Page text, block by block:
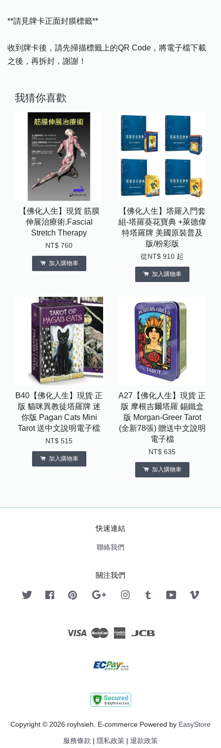
**請見牌卡正面封膜標籤**
收到牌卡後，請先掃描標籤上的QR Code，將電子檔下載
之後，再拆封，謝謝！
我猜你喜歡
【佛化人生】現貨 筋膜
伸展治療術.Fascial
Stretch Therapy
NT$ 760
加入購物車
【佛化人生】塔羅入門套
組-塔羅葵花寶典 +萊德偉
特塔羅牌 美國原裝普及
版/粉彩版
從NT$ 910 起
加入購物車
B40【佛化人生】現貨 正
版 貓咪異教徒塔羅牌 迷
你版 Pagan Cats Mini
Tarot 送中文說明電子檔
NT$ 515
加入購物車
A27【佛化人生】現貨 正
版 摩根吉爾塔羅 錫鐵盒
版 Morgan-Greer Tarot
(全新78張) 贈送中文說明
電子檔
NT$ 635
加入購物車
快速連結
聯絡我們
關注我們
Twitter FacebookPinterest Google InstagramTumblr YouTube
Visa Master American
Copyright © 2026 royhsieh. E-commerce Powered by EasyStore
服務條款 隱私政策 退款政策